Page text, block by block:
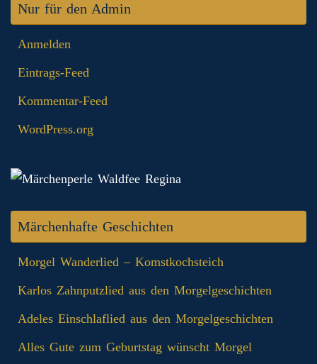
Nur für den Admin
Anmelden
Eintrags-Feed
Kommentar-Feed
WordPress.org
Märchenhafte Geschichten
Morgel Wanderlied – Komstkochsteich
Karlos Zahnputzlied aus den Morgelgeschichten
Adeles Einschlaflied aus den Morgelgeschichten
Alles Gute zum Geburtstag wünscht Morgel